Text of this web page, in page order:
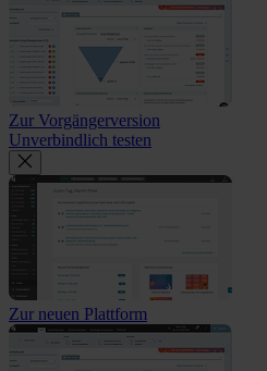
Zur Vorgängerversion
Unverbindlich testen
Zur neuen Plattform